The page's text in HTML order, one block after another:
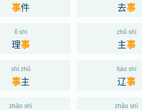
事件 去事
lǐ shì
理事
zhǔ shì
主事
shì zhǔ
事主
liáo shì
辽事
zhǎn shì zhǎo shì